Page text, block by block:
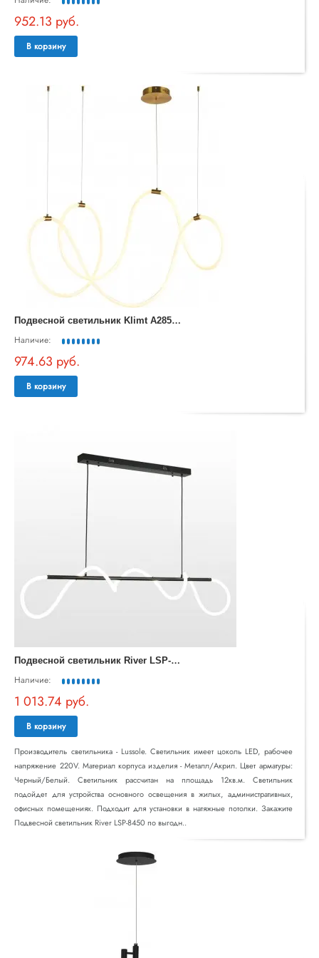
952.13 руб.
В корзину
П
одвесной светильник Klimt A2850SP-80PB
Наличие:
974.63 руб.
В корзину
П
одвесной светильник River LSP-8450
Наличие:
1 013.74 руб.
В корзину
Производитель светильника - Lussole. Светильник имеет цоколь LED, рабочее
напряжение 220V. Материал корпуса изделия - Металл/Акрил. Цвет арматуры:
Черный/Белый. Светильник рассчитан на площадь 12кв.м. Светильник
подойдет для устройства основного освещения в жилых, административных,
офисных помещениях. Подходит для установки в натяжные потолки. Закажите
Подвесной светильник River LSP-8450 по выгодн..